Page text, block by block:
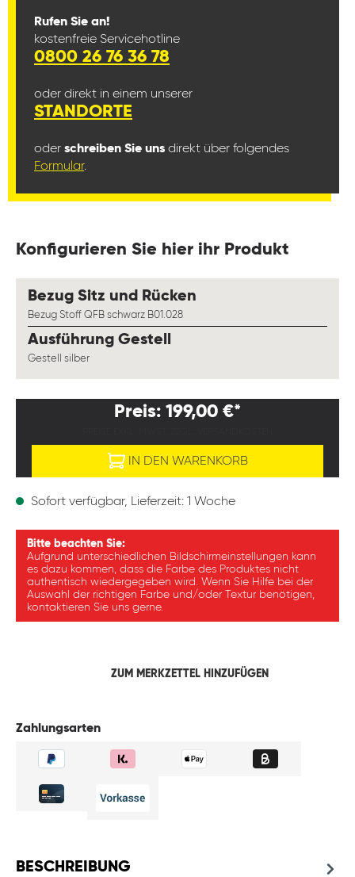
Rufen Sie an!
kostenfreie Servicehotline
0800 26 76 36 78
oder direkt in einem unserer
STANDORTE
oder schreiben Sie uns direkt über folgendes
Formular.
Konfigurieren Sie hier ihr Produkt
Bezug Sitz und Rücken
Bezug Stoff QFB schwarz B01.028
Ausführung Gestell
Gestell silber
Preis: 199,00 €*
IN DEN WARENKORB
Sofort verfügbar, Lieferzeit: 1 Woche
Bitte beachten Sie:
Aufgrund unterschiedlichen Bildschirmeinstellungen kann
es dazu kommen, dass die Farbe des Produktes nicht
authentisch wiedergegeben wird. Wenn Sie Hilfe bei der
Auswahl der richtigen Farbe und/oder Textur benötigen,
kontaktieren Sie uns gerne.
ZUM MERKZETTEL HINZUFÜGEN
Zahlungsarten
BESCHREIBUNG